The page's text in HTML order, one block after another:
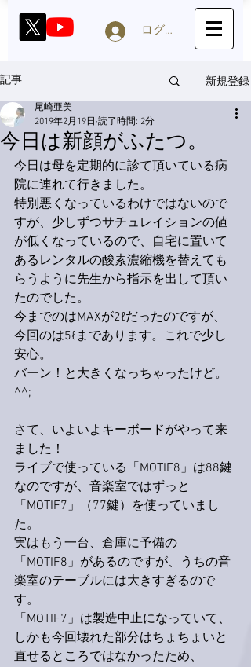
ログイン
記事 新規登録
今日は新顔がふたつ。
尾崎亜美
2019年2月19日 読了時間: 2分
今日は母を定期的に診て頂いている病
院に連れて行きました。
特別悪くなっているわけではないので
すが、少しずつサチュレイションの値
が低くなっているので、自宅に置いて
あるレンタルの酸素濃縮機を替えても
らうように先生から指示を出して頂い
たのでした。
今までのはMAXが2ℓだったのですが、
今回のは5ℓまであります。これで少し
安心。
バーン！と大きくなっちゃったけど。
^^;
さて、いよいよキーボードがやって来
ました！
ライブで使っている「MOTIF8」は88鍵
なのですが、音楽室ではずっと
「MOTIF7」（77鍵）を使っていまし
た。
実はもう一台、倉庫に予備の
「MOTIF8」があるのですが、うちの音
楽室のテーブルには大きすぎるので
す。
「MOTIF7」は製造中止になっていて、
しかも今回壊れた部分はちょちょいと
直せるところではなかったため、